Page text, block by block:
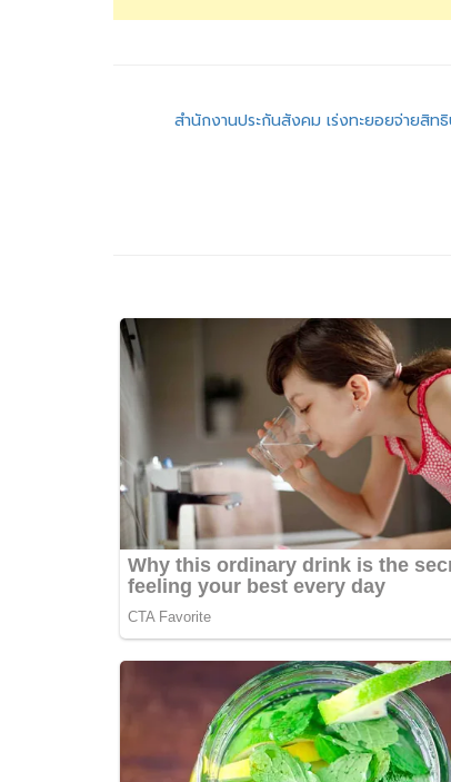
แนะแนว
สำนักงานประกันสังคม เร่งทะยอยจ่ายสิท